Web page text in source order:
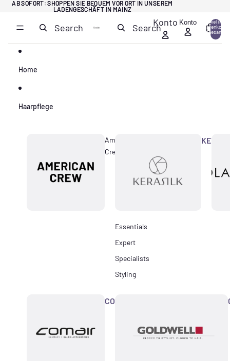
AB SOFORT: SHOPPEN SIE BEQUEM VOR ORT IN UNSEREM
LADENGESCHÄFT IN MAINZ
AB SOFORT: SHOPPEN SIE BEQUEM VOR ORT IN UNSEREM
LADENGESCHÄFT IN MAINZ
Search SearchKonto Konto
Artikel im
Warenkorb
insgesamt:
Home
Haarpflege
American
Crew
Essentials
Expert
Specialists
Styling
COMAIR